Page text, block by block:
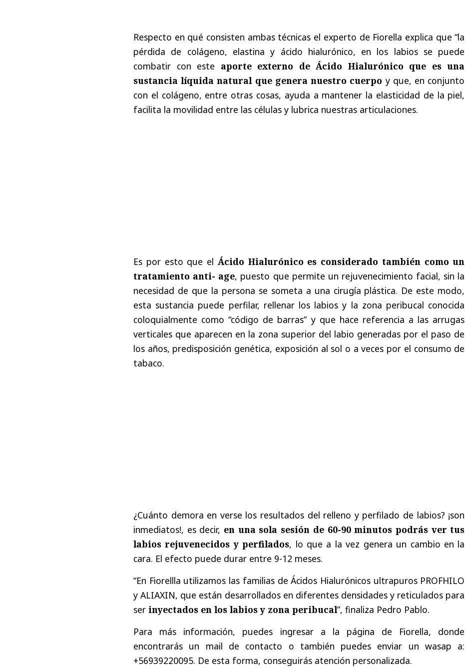
Respecto en qué consisten ambas técnicas el experto de Fiorella explica que “la
pérdida de colágeno, elastina y ácido hialurónico, en los labios se puede
combatir con este aporte externo de Ácido Hialurónico que es una
sustancia líquida natural que genera nuestro cuerpo y que, en conjunto
con el colágeno, entre otras cosas, ayuda a mantener la elasticidad de la piel,
facilita la movilidad entre las células y lubrica nuestras articulaciones.
Es por esto que el Ácido Hialurónico es considerado también como un
tratamiento anti- age, puesto que permite un rejuvenecimiento facial, sin la
necesidad de que la persona se someta a una cirugía plástica. De este modo,
esta sustancia puede perfilar, rellenar los labios y la zona peribucal conocida
coloquialmente como “código de barras” y que hace referencia a las arrugas
verticales que aparecen en la zona superior del labio generadas por el paso de
los años, predisposición genética, exposición al sol o a veces por el consumo de
tabaco.
¿Cuánto demora en verse los resultados del relleno y perfilado de labios? ¡son
inmediatos!, es decir, en una sola sesión de 60-90 minutos podrás ver tus
labios rejuvenecidos y perfilados, lo que a la vez genera un cambio en la
cara. El efecto puede durar entre 9-12 meses.
“En Fiorellla utilizamos las familias de Ácidos Hialurónicos ultrapuros PROFHILO
y ALIAXIN, que están desarrollados en diferentes densidades y reticulados para
ser inyectados en los labios y zona peribucal”, finaliza Pedro Pablo.
Para más información, puedes ingresar a la página de Fiorella, donde
encontrarás un mail de contacto o también puedes enviar un wasap a:
+56939220095. De esta forma, conseguirás atención personalizada.